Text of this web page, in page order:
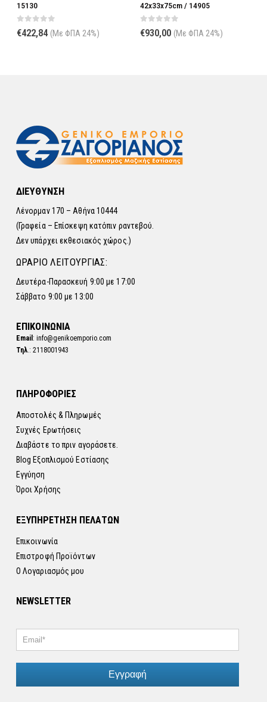
15130
0 out of 5
€422,84 (Με ΦΠΑ 24%)
42x33x75cm / 14905
0out of 5
€930,00 (Με ΦΠΑ 24%)
ΔΙΕΥΘΥΝΣΗ
Λένορμαν 170 – Αθήνα 10444
(Γραφεία – Επίσκεψη κατόπιν ραντεβού.
Δεν υπάρχει εκθεσιακός χώρος.)
ΩΡΑΡΙΟ ΛΕΙΤΟΥΡΓΙΑΣ:
Δευτέρα-Παρασκευή 9:00 με 17:00
Σάββατο 9:00 με 13:00
ΕΠΙΚΟΙΝΩΝΙΑ
Email : info@genikoemporio.com
Τηλ.: 2118001943
ΠΛΗΡΟΦΟΡΙΕΣ
Αποστολές & Πληρωμές
Συχνές Ερωτήσεις
Διαβάστε το πριν αγοράσετε.
Blog Εξοπλισμού Εστίασης
Εγγύηση
Όροι Χρήσης
ΕΞΥΠΗΡΕΤΗΣΗ ΠΕΛΑΤΩΝ
Επικοινωνία
Επιστροφή Προϊόντων
Ο Λογαριασμός μου
NEWSLETTER
Εγγραφή